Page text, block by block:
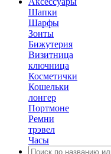
Шапки
Шарфы
Зонты
Бижутерия
Визитница
ключница
Косметички
Кошельки
лонгер
Портмоне
Ремни
трэвел
Часы